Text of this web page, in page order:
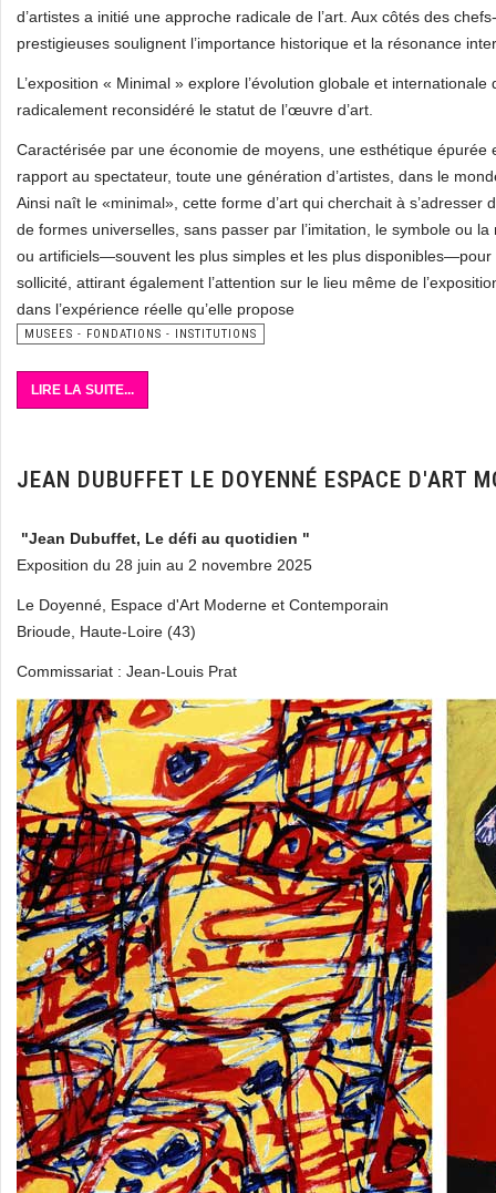
d’artistes a initié une approche radicale de l’art. Aux côtés des
prestigieuses soulignent l’importance historique et la résonance
L’exposition « Minimal » explore l’évolution globale et
radicalement reconsidéré le statut de l’œuvre d’art.
Caractérisée par une économie de moyens, une esthétique
rapport au spectateur, toute une génération d’artistes, dans le
Ainsi naît le «minimal», cette forme d’art qui cherchait à
de formes universelles, sans passer par l’imitation, le symbole ou
ou artificiels—souvent les plus simples et les plus
sollicité, attirant également l’attention sur le lieu même de
dans l’expérience réelle qu’elle propose
MUSEES - FONDATIONS - INSTITUTIONS
LIRE LA SUITE...
JEAN DUBUFFET LE DOYENNÉ ESPACE D'ART
"Jean Dubuffet, Le défi au quotidien "
Exposition du 28 juin au 2 novembre 2025
Le Doyenné, Espace d'Art Moderne et Contemporain
Brioude, Haute-Loire (43)
Commissariat : Jean-Louis Prat